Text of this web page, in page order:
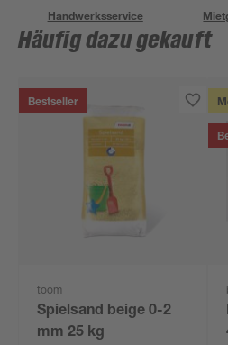
Handwerksservice
Häufig dazu gekauft
Bestseller
toom
Spielsand beige 0-2
mm 25 kg